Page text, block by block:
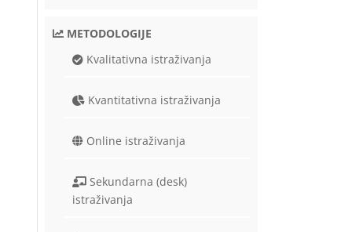
METODOLOGIJE
Kvalitativna istraživanja
Kvantitativna istraživanja
Online istraživanja
Sekundarna (desk)
istraživanja